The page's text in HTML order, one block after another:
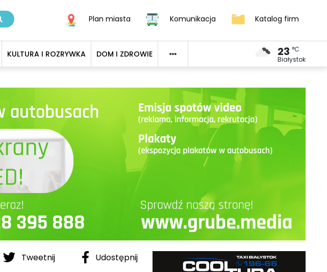
Plan miasta Komunikacja Katalog firm
KULTURA I ROZRYWKA DOM I ZDROWIE 23 °C
Białystok
Tweetnij Udostępnij